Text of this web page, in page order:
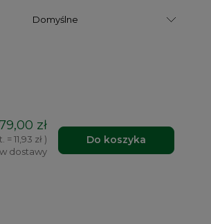
zł
= 11,93 zł )
dostawy
Do koszyka